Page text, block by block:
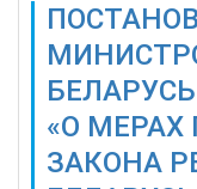
«О МЕРАХ
ЗАКОНА